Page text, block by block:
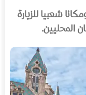
شعبيا للزيارة
المحليين.